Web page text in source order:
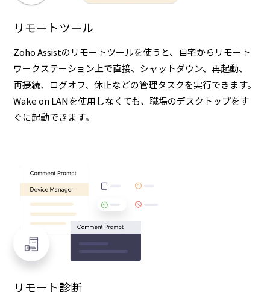
リモートツール
Zoho Assistのリモートツールを使うと、自宅からリモート
ワークステーション上で直接、シャットダウン、再起動、
再接続、ログオフ、休止などの管理タスクを実行できます。
Wake on LANを使用しなくても、職場のデスクトップをす
ぐに起動できます。
リモート診断